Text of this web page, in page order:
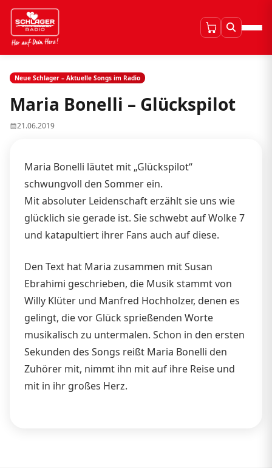
Neue Schlager – Aktuelle Songs im Radio
Maria Bonelli – Glückspilot
21.06.2019
Maria Bonelli läutet mit „Glückspilot“
schwungvoll den Sommer ein.
Mit absoluter Leidenschaft erzählt sie uns wie
glücklich sie gerade ist. Sie schwebt auf Wolke 7
und katapultiert ihrer Fans auch auf diese.
Den Text hat Maria zusammen mit Susan
Ebrahimi geschrieben, die Musik stammt von
Willy Klüter und Manfred Hochholzer, denen es
gelingt, die vor Glück sprießenden Worte
musikalisch zu untermalen. Schon in den ersten
Sekunden des Songs reißt Maria Bonelli den
Zuhörer mit, nimmt ihn mit auf ihre Reise und
mit in ihr großes Herz.